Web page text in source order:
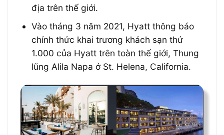
địa trên thế giới.
Vào tháng 3 năm 2021, Hyatt thông báo
chính thức khai trương khách sạn thứ
1.000 của Hyatt trên toàn thế giới, Thung
lũng Alila Napa ở St. Helena, California.